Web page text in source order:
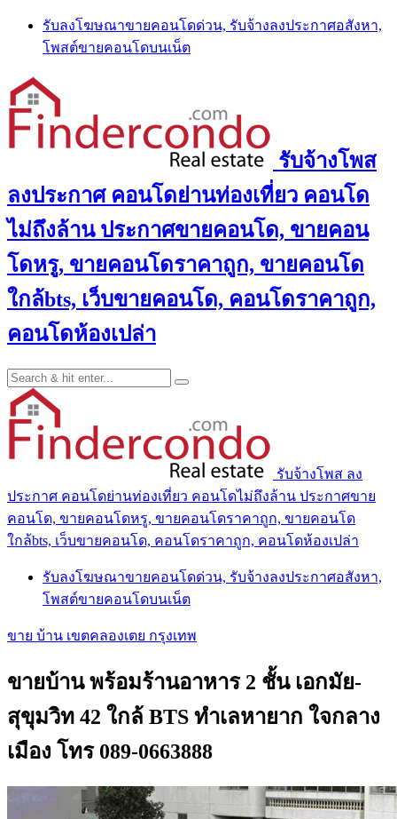
Skip
content
รับลงโฆษณาขายคอนโดด่วน, รับจ้างลงประกาศอสังหา,
โพสต์ขายคอนโดบนเน็ต
รับจ้างโพส
ลงประกาศ คอนโดย่านท่องเที่ยว คอนโด
ไม่ถึงล้าน ประกาศขายคอนโด, ขายคอน
โดหรู, ขายคอนโดราคาถูก, ขายคอนโด
ใกล้bts, เว็บขายคอนโด, คอนโดราคาถูก,
คอนโดห้องเปล่า
รับจ้างโพส ลง
ประกาศ คอนโดย่านท่องเที่ยว คอนโดไม่ถึงล้าน ประกาศขาย
คอนโด, ขายคอนโดหรู, ขายคอนโดราคาถูก, ขายคอนโด
ใกล้bts, เว็บขายคอนโด, คอนโดราคาถูก, คอนโดห้องเปล่า
รับลงโฆษณาขายคอนโดด่วน, รับจ้างลงประกาศอสังหา,
โพสต์ขายคอนโดบนเน็ต
ขาย บ้าน เขตคลองเตย กรุงเทพ
ขายบ้าน พร้อมร้านอาหาร 2 ชั้น เอกมัย-
สุขุมวิท 42 ใกล้ BTS ทำเลหายาก ใจกลาง
เมือง โทร 089-0663888